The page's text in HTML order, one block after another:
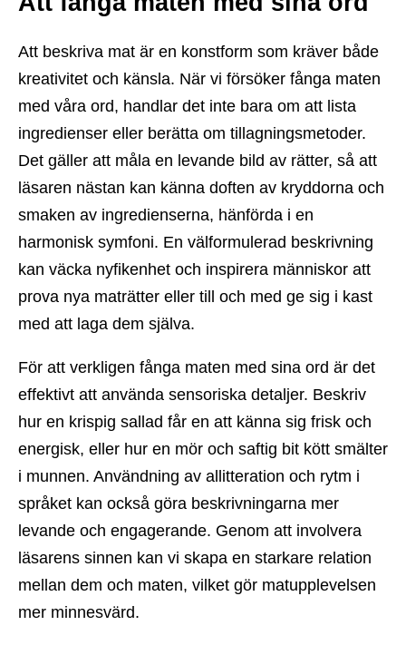
Att beskriva mat är en konstform som kräver både
kreativitet och känsla. När vi försöker fånga maten
med våra ord, handlar det inte bara om att lista
ingredienser eller berätta om tillagningsmetoder.
Det gäller att måla en levande bild av rätter, så att
läsaren nästan kan känna doften av kryddorna och
smaken av ingredienserna, hänförda i en
harmonisk symfoni. En välformulerad beskrivning
kan väcka nyfikenhet och inspirera människor att
prova nya maträtter eller till och med ge sig i kast
med att laga dem själva.
För att verkligen fånga maten med sina ord är det
effektivt att använda sensoriska detaljer. Beskriv
hur en krispig sallad får en att känna sig frisk och
energisk, eller hur en mör och saftig bit kött smälter
i munnen. Användning av allitteration och rytm i
språket kan också göra beskrivningarna mer
levande och engagerande. Genom att involvera
läsarens sinnen kan vi skapa en starkare relation
mellan dem och maten, vilket gör matupplevelsen
mer minnesvärd.